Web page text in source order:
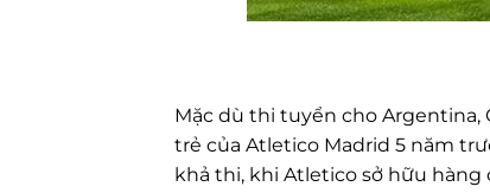
Mặc dù thi tuyển cho Argentina,
trẻ của Atletico Madrid 5 năm
khả thi, khi Atletico sở hữu